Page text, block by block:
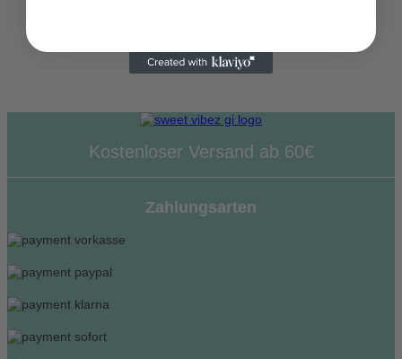
Kostenloser Versand ab 60€
Zahlungsarten